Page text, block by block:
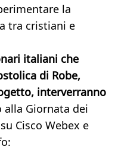
la
tra cristiani e
italiani che
di Robe,
interverranno
alla Giornata dei
su Cisco Webex e